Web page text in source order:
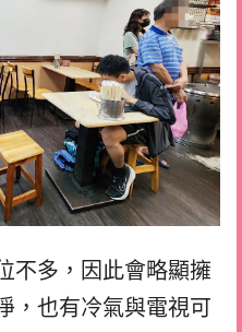
不多，因此會略顯擁
，也有冷氣與電視可